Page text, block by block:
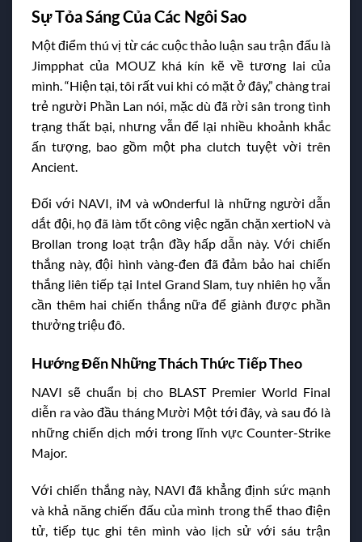
Sự Tỏa Sáng Của Các Ngôi Sao
Một điểm thú vị từ các cuộc thảo luận sau trận đấu là
Jimpphat của MOUZ khá kín kẽ về tương lai của
mình. “Hiện tại, tôi rất vui khi có mặt ở đây,” chàng trai
trẻ người Phần Lan nói, mặc dù đã rời sân trong tình
trạng thất bại, nhưng vẫn để lại nhiều khoảnh khắc
ấn tượng, bao gồm một pha clutch tuyệt vời trên
Ancient.
Đối với NAVI, iM và w0nderful là những người dẫn
dắt đội, họ đã làm tốt công việc ngăn chặn xertioN và
Brollan trong loạt trận đầy hấp dẫn này. Với chiến
thắng này, đội hình vàng-đen đã đảm bảo hai chiến
thắng liên tiếp tại Intel Grand Slam, tuy nhiên họ vẫn
cần thêm hai chiến thắng nữa để giành được phần
thưởng triệu đô.
Hướng Đến Những Thách Thức Tiếp Theo
NAVI sẽ chuẩn bị cho BLAST Premier World Final
diễn ra vào đầu tháng Mười Một tới đây, và sau đó là
những chiến dịch mới trong lĩnh vực Counter-Strike
Major.
Với chiến thắng này, NAVI đã khẳng định sức mạnh
và khả năng chiến đấu của mình trong thể thao điện
tử, tiếp tục ghi tên mình vào lịch sử với sáu trận